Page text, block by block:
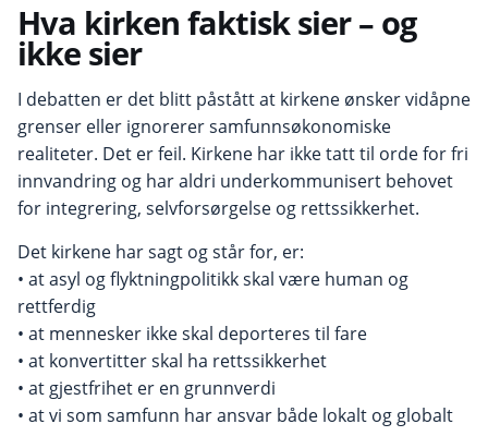
Hva kirken faktisk sier – og
ikke sier
I debatten er det blitt påstått at kirkene ønsker vidåpne
grenser eller ignorerer samfunnsøkonomiske
realiteter. Det er feil. Kirkene har ikke tatt til orde for fri
innvandring og har aldri underkommunisert behovet
for integrering, selvforsørgelse og rettssikkerhet.
Det kirkene har sagt og står for, er:
• at asyl og flyktningpolitikk skal være human og
rettferdig
• at mennesker ikke skal deporteres til fare
• at konvertitter skal ha rettssikkerhet
• at gjestfrihet er en grunnverdi
• at vi som samfunn har ansvar både lokalt og globalt